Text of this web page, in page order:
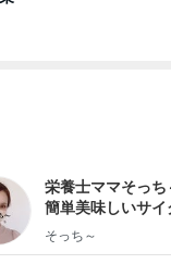
栄養士ママそっち
簡単美味しいサイ
献立
そっち～